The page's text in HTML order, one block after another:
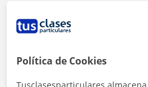
Política de Cookies